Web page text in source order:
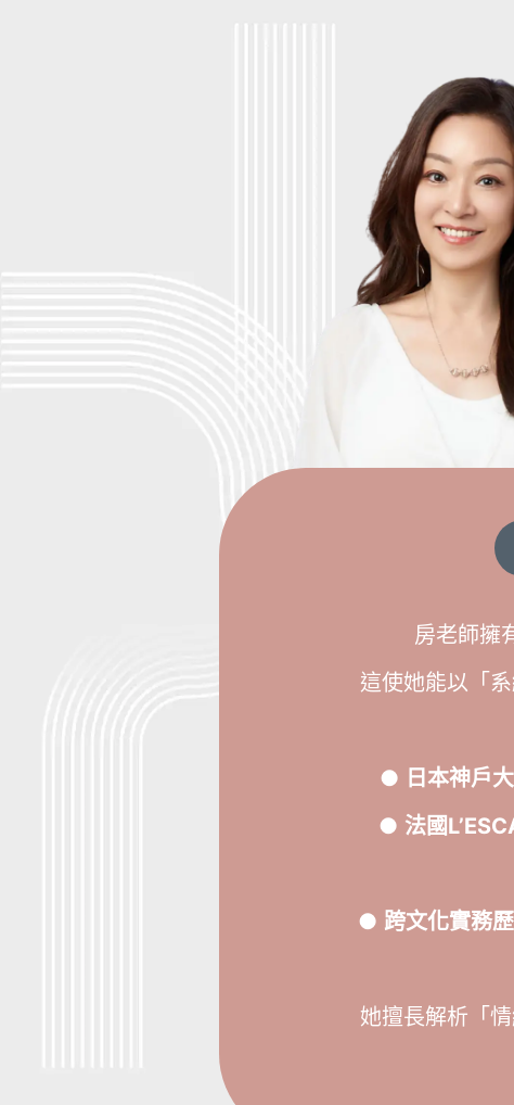
房老師擁
這使她能以「
● 日本神戶
● 法國
● 跨文化實務
她擅長解析「